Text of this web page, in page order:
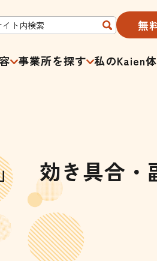
無
事業所を探す 私のKaien
効き具合・